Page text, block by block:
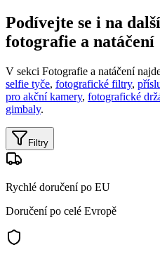
Podívejte se i na
fotografie a natáčení
V sekci Fotografie a natáčení
selfie tyče, fotografické filtry,
pro akční kamery, fotografické
gimbaly.
Filtry
Rychlé doručení po EU
Doručení po celé Evropě